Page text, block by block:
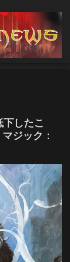
したこ
ジック：